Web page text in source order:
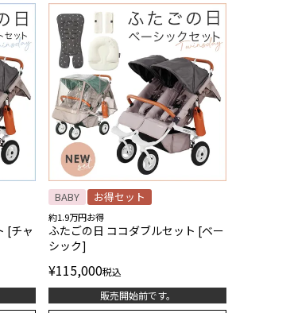
[チャ
BABY お得セット
約1.9万円お得
ふたごの日 ココダブルセット [ベー
シック]
¥115,000税込
販売開始前です。